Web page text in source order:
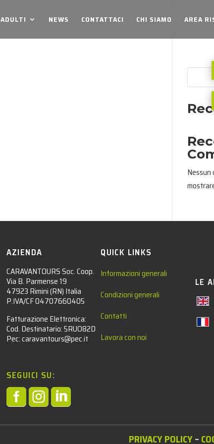
ADULTI NEWS CONTATTACI CHI SIAMO AREA
Nessun
AZIENDA
CARAVANTOURS Soc. Coop.
Via B. Parmense 19
47923 Rimini (RN) Italia
P.IVA/CF 04707660405
Fatturazione Elettronica:
Cod. Destinatario: 5RUO82D
Pec: caravantours@pec.it
SEGUICI SU:

QUICK LINKS
Informazioni generali
Condizioni generali
Contatti
Lavora con noi
LE
PRIVACY POLICY–